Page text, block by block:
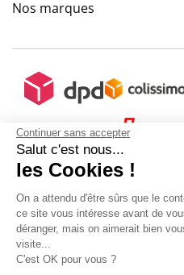
Continuer sans accepter
Salut c'est nous...
les Cookies !
On a attendu d'être sûrs que le
ce site vous intéresse avant de
déranger, mais on aimerait bien
visite...
C'est OK pour vous ?
Nos marques